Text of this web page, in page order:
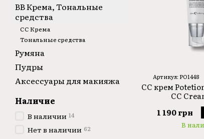
Артикул: PO1448
CC крем
CC
1 190 грн
В
ВВ Крема, Тональные
средства
CC Крема
Тональные средства
Румяна
Пудры
Аксессуары для макияжа
Наличие
В наличии 14
Нет в наличии 62